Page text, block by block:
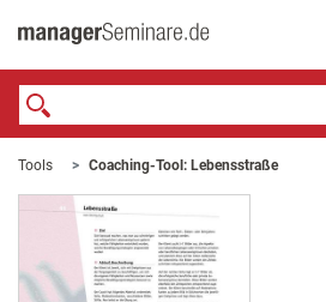
Tools Coaching-Tool: Lebensstraße